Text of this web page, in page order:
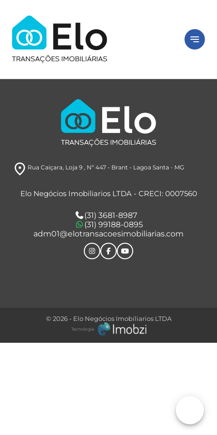
notes
room Rua Caiçara, Loja 9 , Nº 447- Brant- Lagoa Santa - MG
Elo Negócios Imobiliarios LTDA - CRECI: 0007560
(31) 3681-8987
(31) 99188-0895
adm01@elotransacoesimobiliarias.com
© 2026 - Elo Negócios Imobiliarios LTDA
Tecnologia